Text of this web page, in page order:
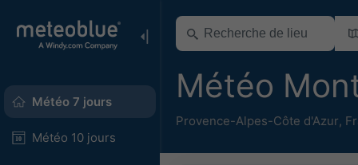
Météo 7 jours
Météo 10 jours
Météo
Provence-Alpes-Côte d'Azur,